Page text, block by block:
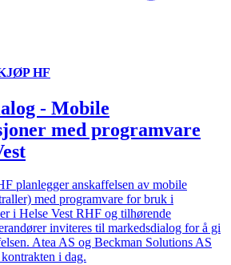
HF
- Mobile
med programvare
planlegger anskaffelsen av mobile
med programvare for bruk i
i Helse Vest RHF og tilhørende
inviteres til markedsdialog for å gi
Atea AS og Beckman Solutions AS
i dag.